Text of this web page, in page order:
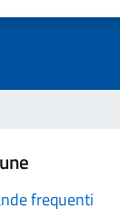
frequenti